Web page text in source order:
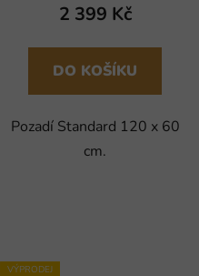
2 399 Kč
DO KOŠÍKU
Pozadí Standard 120 x 60
cm.
VÝPRODEJ